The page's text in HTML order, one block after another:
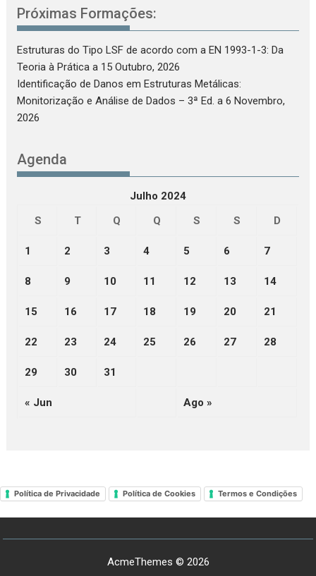
Próximas Formações:
Estruturas do Tipo LSF de acordo com a EN 1993-1-3: Da
Teoria à Prática a 15 Outubro, 2026
Identificação de Danos em Estruturas Metálicas:
Monitorização e Análise de Dados – 3ª Ed. a 6 Novembro,
2026
Agenda
Julho 2024
S
T Q Q S S D
1 2 3 4 5 6 7
8 9 10 11 12 13 14
15 16 17 18 19 20 21
22 23 24 25 26 27 28
29 30 31
« Jun Ago »
Política de Privacidade Política de Cookies Termos e Condições
AcmeThemes © 2026